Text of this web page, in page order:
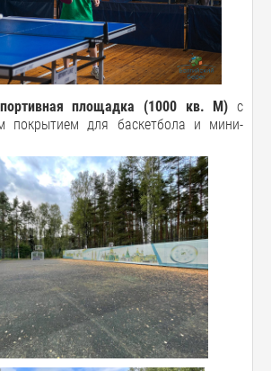
площадка (1000 кв. М) с
покрытием для баскетбола и мини-